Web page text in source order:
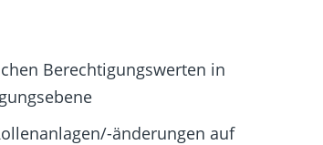
Berechtigungswerten in
änderungen auf